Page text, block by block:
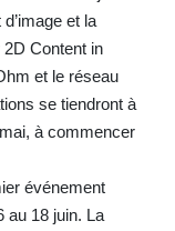
et la
Content in
et le réseau
se tiendront à
à commencer
événement
au 18 juin. La